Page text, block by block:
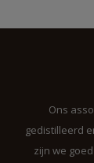
Ons
gedistilleerd
zijn we